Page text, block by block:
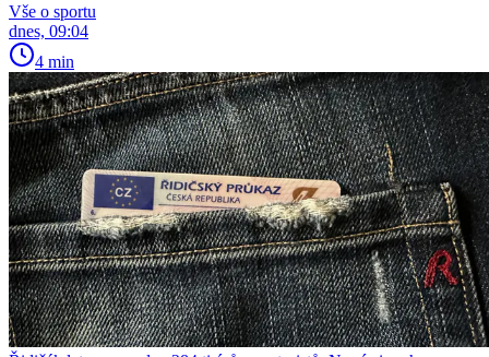
Vše o sportu
dnes, 09:04
4 min